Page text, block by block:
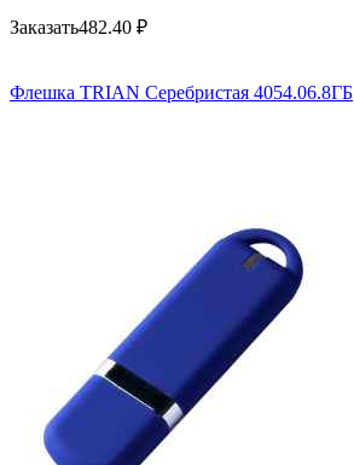
Заказать482.40 ₽
Флешка TRIAN Серебристая 4054.06.8ГБ